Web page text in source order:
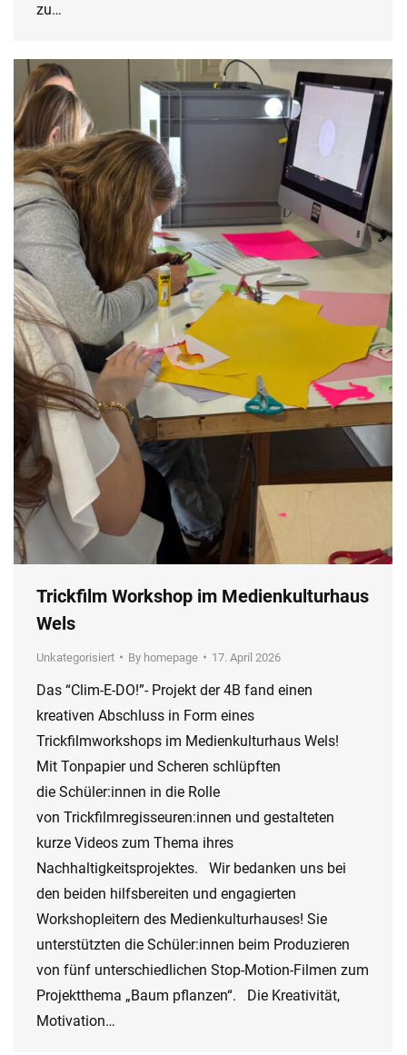
zu…
Trickfilm Workshop im Medienkulturhaus
Wels
Unkategorisiert By homepage 17. April 2026
Das “Clim-E-DO!”- Projekt der 4B fand einen
kreativen Abschluss in Form eines
Trickfilmworkshops im Medienkulturhaus Wels!
Mit Tonpapier und Scheren schlüpften
die Schüler:innen in die Rolle
von Trickfilmregisseuren:innen und gestalteten
kurze Videos zum Thema ihres
Nachhaltigkeitsprojektes. Wir bedanken uns bei
den beiden hilfsbereiten und engagierten
Workshopleitern des Medienkulturhauses! Sie
unterstützten die Schüler:innen beim Produzieren
von fünf unterschiedlichen Stop-Motion-Filmen zum
Projektthema „Baum pflanzen“. Die Kreativität,
Motivation…